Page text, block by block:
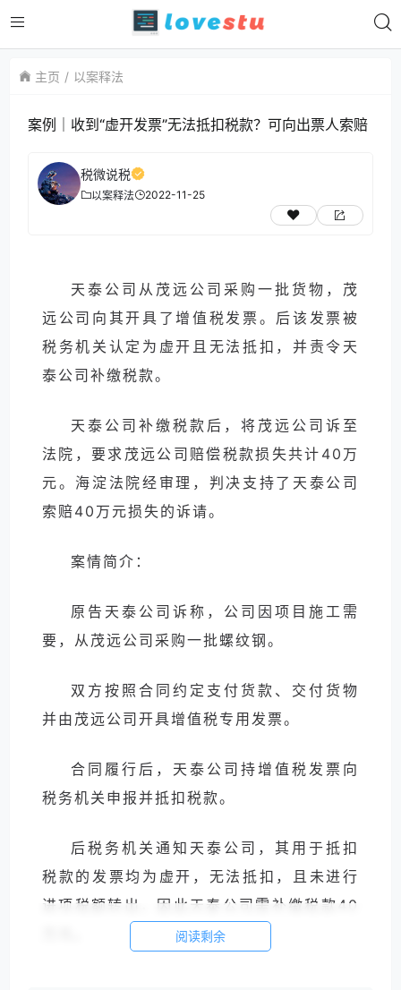
主页 以案释法
案例｜收到“虚开发票”无法抵扣税款？可向出票人索赔
税微说税
以案释法 2022-11-25
天泰公司从茂远公司采购一批货物，茂
远公司向其开具了增值税发票。后该发票被
税务机关认定为虚开且无法抵扣，并责令天
泰公司补缴税款。
天泰公司补缴税款后，将茂远公司诉至
法院，要求茂远公司赔偿税款损失共计40万
元。海淀法院经审理，判决支持了天泰公司
索赔40万元损失的诉请。
案情简介：
原告天泰公司诉称，公司因项目施工需
要，从茂远公司采购一批螺纹钢。
双方按照合同约定支付货款、交付货物
并由茂远公司开具增值税专用发票。
合同履行后，天泰公司持增值税发票向
税务机关申报并抵扣税款。
后税务机关通知天泰公司，其用于抵扣
税款的发票均为虚开，无法抵扣，且未进行
进项税额转出，因此天泰公司需补缴税款40
阅读剩余